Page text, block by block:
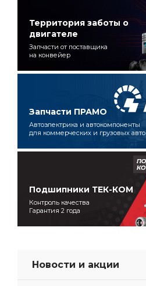
Территория заботы о
двигателе
Запчасти от поставщика
на конвейер
Запчасти ПРАМО
Автоэлектрика и автокомпоненты
для коммерческих и грузовых авто
Подшипники ТЕК-КОМ
Контроль качества
Гарантия 2 года
Новости и акции